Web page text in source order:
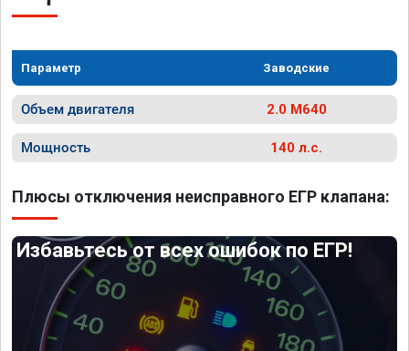
Параметр Заводские
Объем двигателя 2.0 M640
Мощность 140 л.с.
Плюсы отключения неисправного ЕГР клапана:
Избавьтесь от всех ошибок по ЕГР!